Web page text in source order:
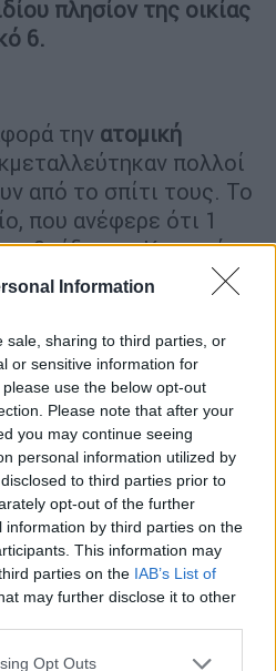
Information
sale, sharing to third parties, or
or sensitive information for
use the below opt-out
Please note that after your
you may continue seeing
personal information utilized by
to third parties prior to
opt-out of the further
by third parties on the
This information may
parties on the IAB’s List of
may further disclose it to other
app uses one or more Google
Opt Outs
πλησίον της οικίας
6.
την ατομική
πολλοί
από το σπίτι τους. Το
που ανέφερε ότι 1
βράδυ της Κυριακής
ήταν μάλλον αρκετό
διευκρινίστηκε
προπόνηση στο
σωματείων αλλά
ατομική άθληση σε
και μεισχυρή
κατά
οικία των πολιτών.
κάθε
και ιδιωτικού
από την Παρασκευή 13